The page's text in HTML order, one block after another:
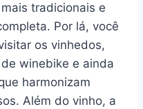
tradicionais e
Por lá, você
os vinhedos,
winebike e ainda
harmonizam
Além do vinho, a